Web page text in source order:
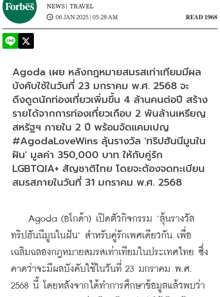
NEWS | TRAVEL
06 JAN 2025 | 05:28 AM
READ 1968
Agoda เผย หลังกฎหมายสมรสเท่าเทียมมีผล
บังคับใช้ในวันที่ 23 มกราคม พ.ศ. 2568 จะ
ดึงดูดนักท่องเที่ยวเพิ่มขึ้น 4 ล้านคนต่อปี สร้าง
รายได้จากการท่องเที่ยวเกือบ 2 พันล้านเหรียญ
สหรัฐฯ ภายใน 2 ปี พร้อมจัดแคมเปญ
#AgodaLoveWins ลุ้นรางวัล 'ทริปฮันนีมูนใน
ฝัน' มูลค่า 350,000 บาท ให้กับคู่รัก
LGBTQIA+ สัญชาติไทย โดยจะต้องจดทะเบียน
สมรสภายในวันที่ 31 มกราคม พ.ศ. 2568
Agoda (อโกด้า) เปิดตัวกิจกรรม ‘ลุ้นรางวัล
ทริปฮันนีมูนในฝัน’ สำหรับคู่รักเพศเดียวกัน เพื่อ
เฉลิมฉลองกฎหมายสมรสเท่าเทียมในประเทศไทย ซึ่ง
คาดว่าจะมีผลบังคับใช้ในวันที่ 23 มกราคม พ.ศ.
2568 นี้ โดยหลังจากได้ทำการศึกษาข้อมูลแล้วพบว่า